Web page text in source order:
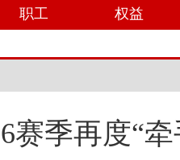
职工 权益
赛季再度“牵